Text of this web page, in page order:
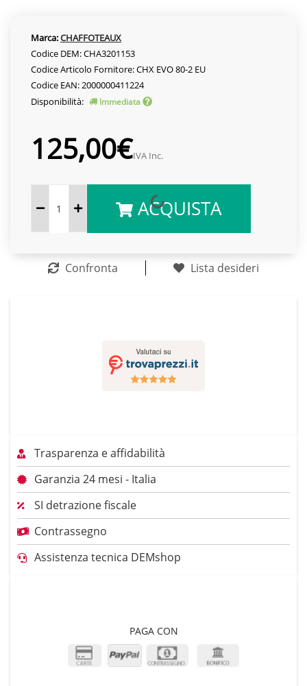
Marca:CHAFFOTEAUX
Codice DEM: CHA3201153
Codice Articolo Fornitore: CHX EVO 80-2 EU
Codice EAN: 2000000411224
Disponibilità:
Immediata
125,00€IVA Inc.
ACQUISTA
Confronta Lista desideri
Trasparenza e affidabilità
Garanzia 24 mesi - Italia
SI detrazione fiscale
Contrassegno
Assistenza tecnica DEMshop
PAGA CON